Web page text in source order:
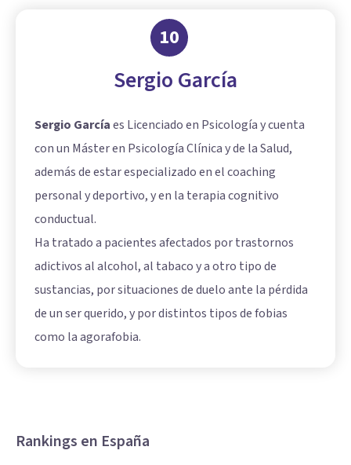
10
Sergio García
Sergio Garcíaes Licenciado en Psicología y cuenta
con un Máster en Psicología Clínica y de la Salud,
además de estar especializado en el coaching
personal y deportivo, y en la terapia cognitivo
conductual.
Ha tratado a pacientes afectados por trastornos
adictivos al alcohol, al tabaco y a otro tipo de
sustancias, por situaciones de duelo ante la pérdida
de un ser querido, y por distintos tipos de fobias
como la agorafobia.
Rankings en España